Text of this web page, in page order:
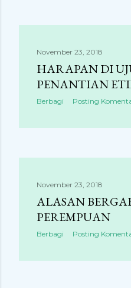
November 23, 2018
HARAPAN DI
PENANTIAN
Berbagi Posting
November 23, 2018
ALASAN
PEREMPUAN
Berbagi Posting